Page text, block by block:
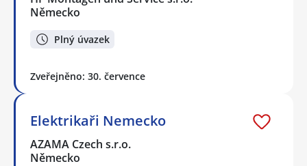
Německo
Plný úvazek
Zveřejněno: 30. července
Elektrikaři Nemecko
AZAMA Czech s.r.o.
Německo